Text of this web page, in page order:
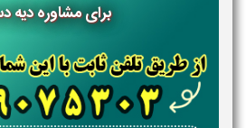
برای مشاوره